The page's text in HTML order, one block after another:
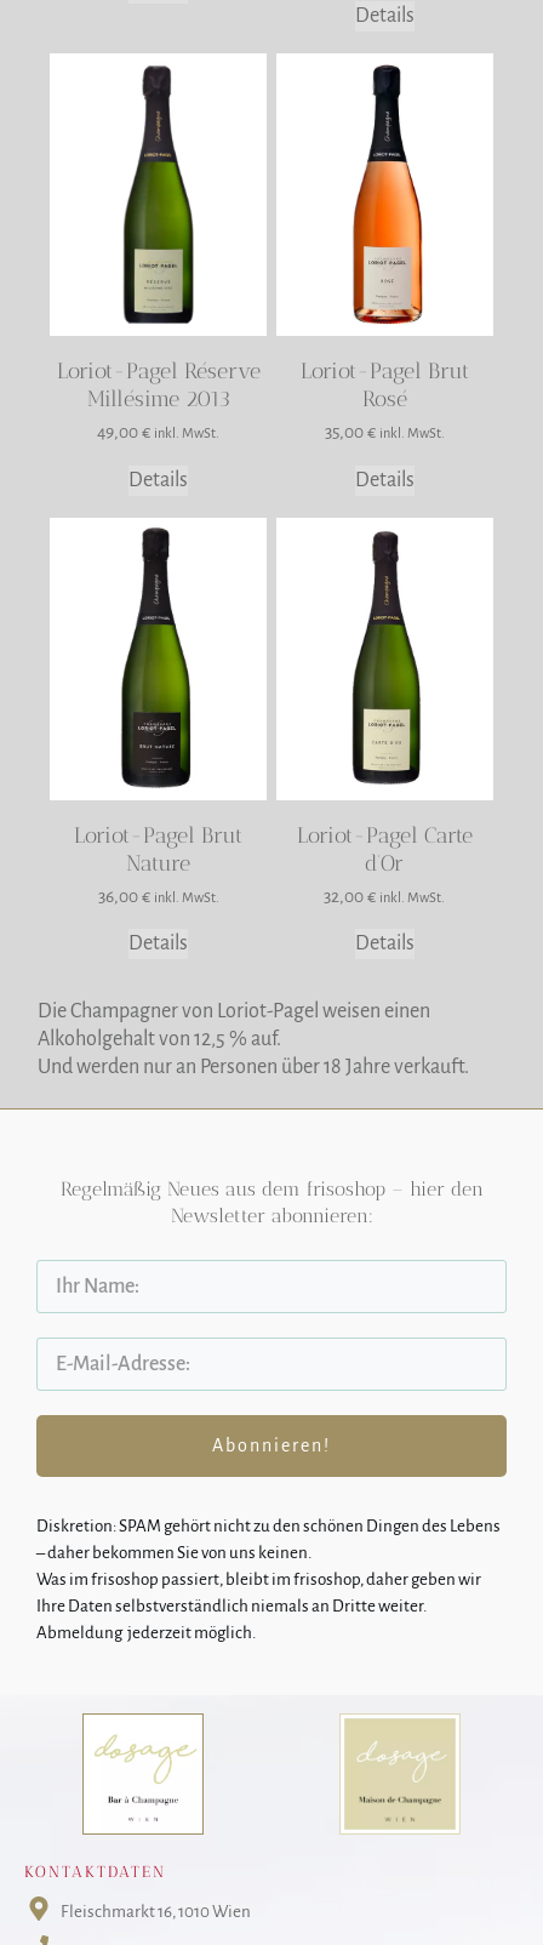
Details
Loriot-Pagel Réserve
Millésime 2013
49,00€ inkl. MwSt.
Details
Loriot-Pagel Brut
Rosé
35,00 € inkl. MwSt.
Details
Loriot-Pagel Brut
Nature
36,00 € inkl. MwSt.
Details
Loriot-Pagel Carte
d’Or
32,00€ inkl. MwSt.
Details
Die Champagner von Loriot-Pagel weisen einen
Alkoholgehalt von 12,5 % auf.
Und werden nur an Personen über 18 Jahreverkauft.
Regelmäßig Neues aus dem frisoshop – hier den
Newsletter abonnieren:
Abonnieren!
Diskretion: SPAM gehört nicht zu den schönen Dingen des Lebens
–daher bekommen Sie von uns keinen.
Was im frisoshop passiert, bleibt im frisoshop, daher geben wir
Ihre Daten selbstverständlich niemals an Dritte weiter.
Abmeldung jederzeit möglich.
KONTAKTDATEN
Fleischmarkt 16, 1010 Wien